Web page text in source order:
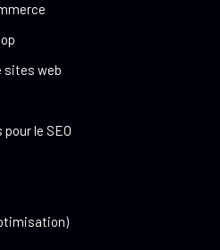
sites web
le SEO